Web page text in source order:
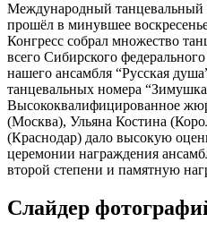
Международный танцевальный
прошёл в минувшее
Конгресс собрал множество
всего Сибирского
нашего ансамбля “Русская
танцевальных номера
Высококвалифицированное
(Москва), Ульяна Костина
(Краснодар) дало высокую
церемонии награждения
второй степени и памятную
Слайдер